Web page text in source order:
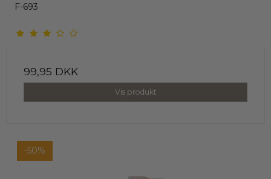
F-693
99,95 DKK
Vis produkt
-50%